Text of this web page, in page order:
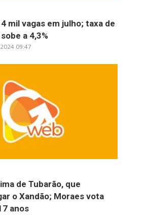
mil vagas em julho; taxa de
a 4,3%
09:47
de Tubarão, que
o Xandão; Moraes vota
anos